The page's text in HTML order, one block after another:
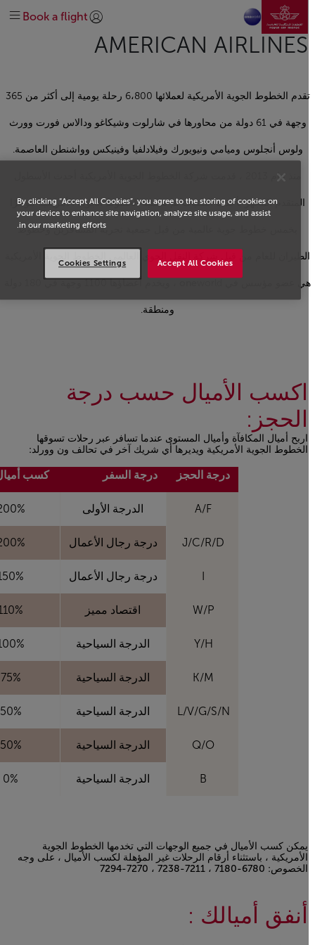
تخطي إلى المحتوى الرئيسي
انتقل إلى الصفحةتسجيل الدخول | انضم)
Book a flight
AMERICAN AIRLINES
تقدم الخطوط الجوية الأمريكية لعملائها 6،800 رحلة يومية إلى أكثر من 365
وجهة في 61 دولة من محاورها في شارلوت وشيكاغو ودالاس فورت وورث
ولوس أنجلوس وميامي ونيويورك وفيلادلفيا وفينيكس وواشنطن العاصمة.
المتقدم المجهز بأحدث التقنيات تم تسمية الخطوط الجوية الأمريكية مؤخرًا
بخمس خطوط جوية عالمية من قبل جمعية تجربة المسافرين وخطوط
للعام من قبل شركة النقل الجوي العالمي الخطوط الجوية الأمريكية
عضو مؤسس في
ومنطقة.
اكسب الأميال حسب درجة
الحجز:
اربح أميال المكافآة وأميال المستوى عندما تسافر عبر رحلات تسوقها
الخطوط الجوية الأمريكية ويديرها أي شريك آخر في تحالف ون وورلد:
Open in a new windowدرجة الحجز درجة السفر كسب
A/F الدرجة الأولى 200%
J/C/R/D درجة رجال الأعمال 200%
درجة رجال الأعمال 150%
W/P اقتصاد مميز 110%
Y/H الدرجة السياحية 100%
K/M الدرجة السياحية 75%
L/V/G/S/N الدرجة السياحية 50%
Q/O الدرجة السياحية 50%
الدرجة السياحية 0%
يمكن كسب الأميال في جميع الوجهات التي تخدمها الخطوط الجوية
الأمريكية ، باستثناء أرقام الرحلات غير المؤهلة لكسب الأميال ، على وجه
الخصوص: 6780-7180 ​​، 7211-7238 ، 7270-7294
أنفق أميالك :
Plan your trip
Extras
Manage
Explore offers
الرائجة
وجهاتنا
explore-quicklinks-title
Route Map
Our Network
#DREAMAFRICA #MEETMOROCCO
At the airport
On-board
About us
Economy Class
Business Class
Before travel
Special needs
Help & Support
Contact us
Discover Safar Flyer loyalty
Earn and spend miles
Get help
By clicking “Accept All Cookies”, you agree to the storing of cookies on
your device to enhance site navigation, analyze site usage, and assist
in our marketing efforts.
Accept All Cookies
Cookies Settings